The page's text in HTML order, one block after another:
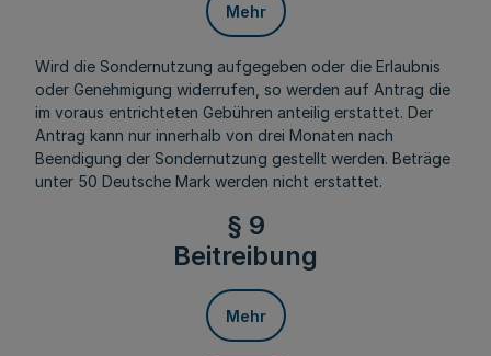
Mehr
Wird die Sondernutzung aufgegeben oder die Erlaubnis
oder Genehmigung widerrufen, so werden auf Antrag die
im voraus entrichteten Gebühren anteilig erstattet. Der
Antrag kann nur innerhalb von drei Monaten nach
Beendigung der Sondernutzung gestellt werden. Beträge
unter 50 Deutsche Mark werden nicht erstattet.
§ 9
Beitreibung
Mehr